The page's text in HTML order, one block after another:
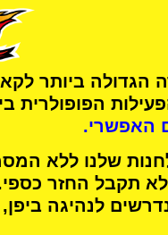
הגדולה ביותר
הפופולרית
האפשרי.
שלנו ללא
תקבל החזר
לנהיגה